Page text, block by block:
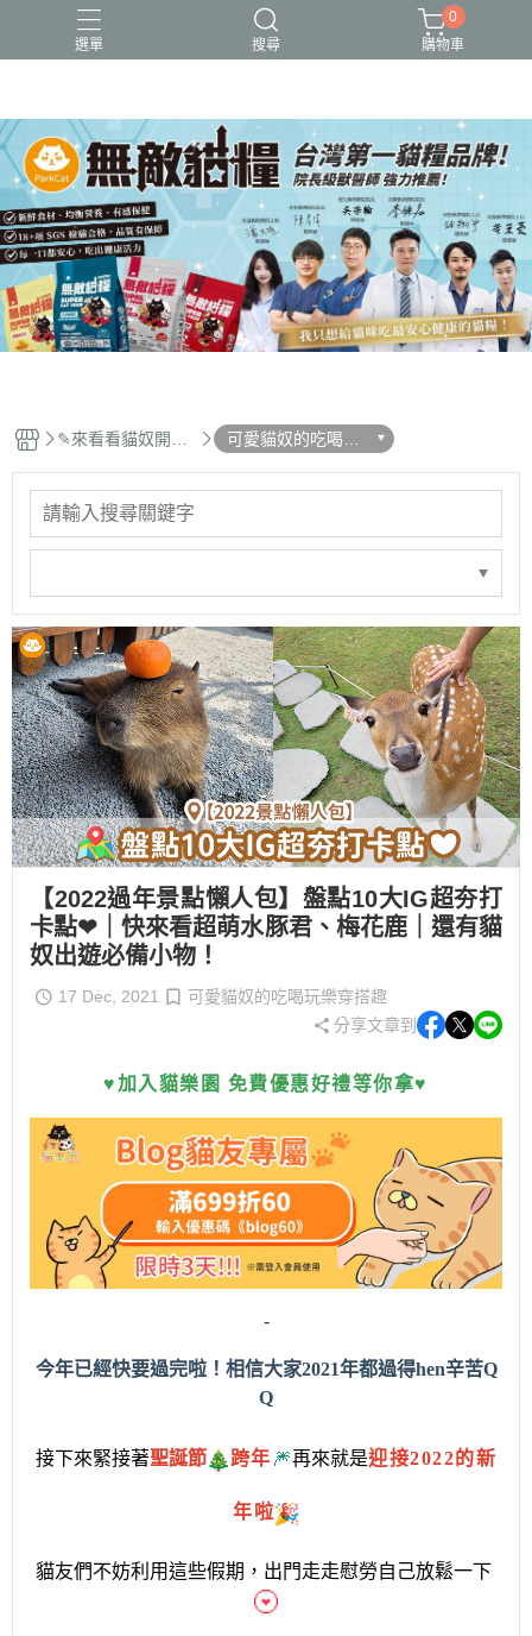
選單 搜尋
可愛又療癒的貓設計
新品上市
無敵貓糧_全齡貓可食_保健型飼料
貓用品、貓砂、貓抓板、剃毛器、好喵招系列
貓飼料、主食餐包、主食罐、凍乾、保健品
0
購物車
✎來看看貓奴開箱
可愛貓奴的吃喝玩
樂穿搭趣
【2022過年景點懶人包】盤點10大IG超夯打
卡點❤｜快來看超萌水豚君、梅花鹿｜還有貓
奴出遊必備小物！
17 Dec, 2021
可愛貓奴的吃喝玩樂穿搭趣
分享文章到
♥加入貓樂園 免費優惠好禮等你拿♥
-
今年已經快要過完啦！相信大家2021年都過得hen辛苦Q
Q
接下來緊接著聖誕節 跨年 🎆再來就是迎接2022的新
年啦
貓友們不妨利用這些假期，出門走走慰勞自己放鬆一下